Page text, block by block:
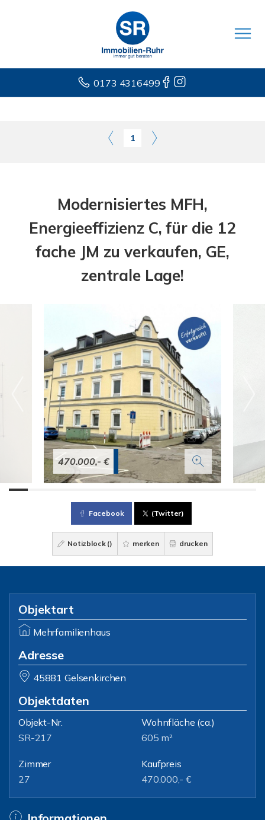
0173 4316499
1
Modernisiertes MFH,
Energieeffizienz C, für die 12
fache JM zu verkaufen, GE,
zentrale Lage!
470.000,- €
Facebook (Twitter)
Notizblock () merken drucken
Objektart
Mehrfamilienhaus
Adresse
45881 Gelsenkirchen
Objektdaten
Objekt-Nr.
SR-217
Wohnfläche (ca.)
605 m²
Zimmer
27
Kaufpreis
470.000,- €